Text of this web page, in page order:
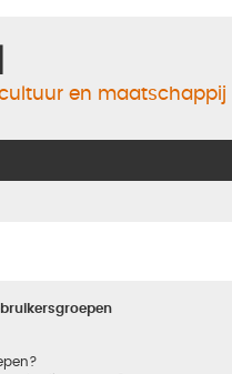
en maatschappij